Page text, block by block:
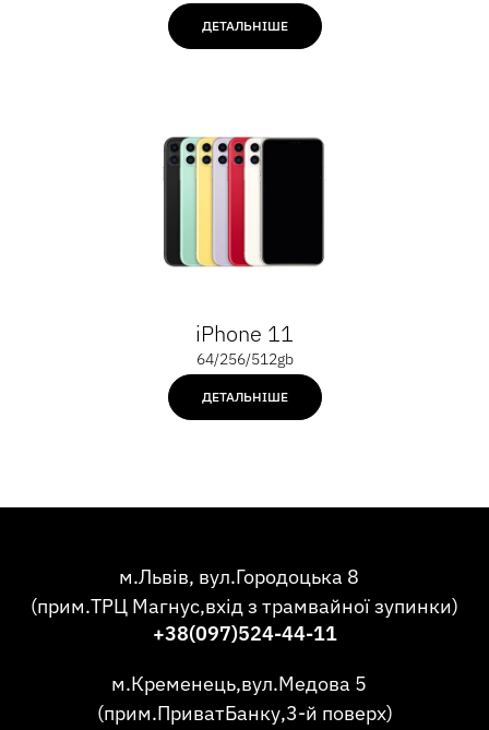
ДЕТАЛЬНІШЕ
iPhone 11
64/256/512gb
ДЕТАЛЬНІШЕ
м.Львів, вул.Городоцька 8
(прим.ТРЦ Магнус,вхід з трамвайної зупинки)
+38(097)524-44-11
м.Кременець,вул.Медова 5
(прим.ПриватБанку,3-й поверх)